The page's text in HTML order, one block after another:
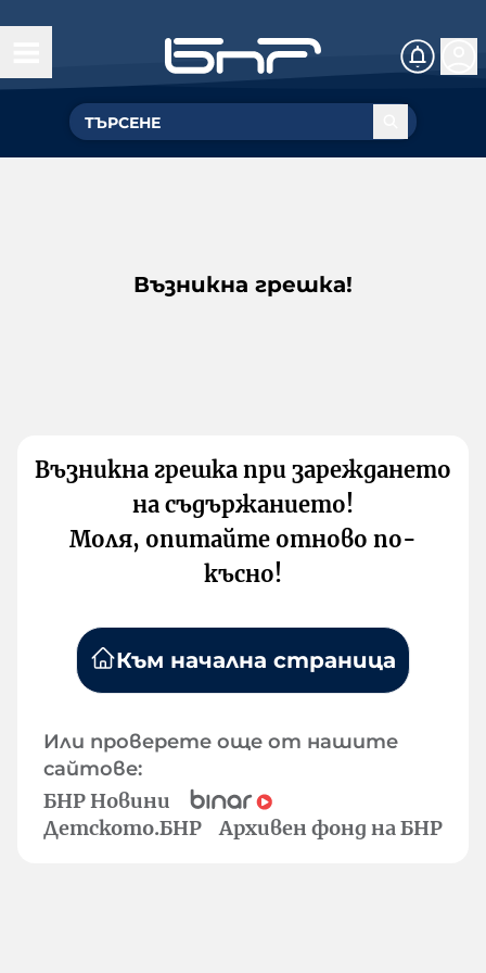
Възникна грешка!
Възникна грешка при зареждането
на съдържанието!
Моля, опитайте отново по-
късно!
Към начална страница
Или проверете още от нашите
сайтове:
БНР Новини
Детското.БНР
Архивен фонд на БНР